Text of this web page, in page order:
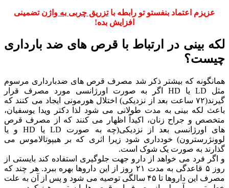
عزیزم اعتماد بنفستو تو رابطه باتزریق چربی به واژن تضمینی
افزایش بده!
لکه بینی در ارتباط با قرص های ضد بارداری
چیست؟
همانگونه که بیشتر ذکر شد مصرف قرص های ضدبارداری مرسوم
مثل LD یا HD اگر به صورت اورژانسی مورد مصرف قرار
گیرند(۷۲ ساعت بعد از نزدیکی) اختلال هورمونی ایجاد می کنند که
باعث لکه بینی به مدت طولانی می شود لذا دکتر ویدا یوسفیان،
متخصص و جراح زنان، اکیداً اظهار می کنند که از مصرف قرص
های اورژانسی بعد از نزدیکی(چه به صورت LD یا HD و یا
لوونژرسترون) خودداری شود زیرا اثری که بر هیپوتالاموس می
گذارند به صورت یک شوک است.
و اگر فرد می خواهد از دارو جهت جلوگیری استفاده کند بایستی از
روز ۵ قاعدگی به مدت ۲۱ روز از این داروها بهره ببرد. هر چند که
مصرف این داروها تا ۴۵ سالگی توصیه می شود و پس از آن به علت